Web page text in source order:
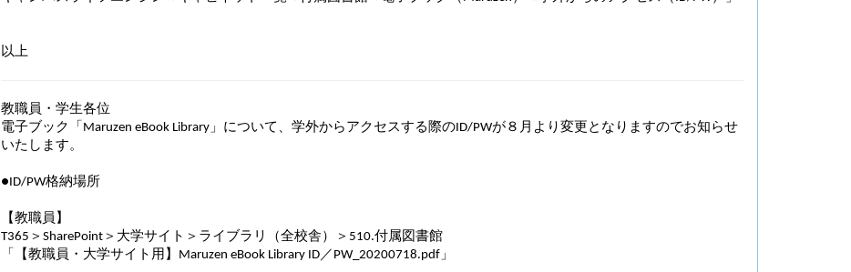
以上
教職員・学生各位
電子ブック「Maruzen eBook Library」について、学外からアクセスする際のID/PWが８月より変更となりますのでお知らせ
いたします。
●ID/PW格納場所
【教職員】
T365＞SharePoint＞大学サイト＞ライブラリ（全校舎）＞510.付属図書館
「【教職員・大学サイト用】Maruzen eBook Library ID／PW_20200718.pdf」